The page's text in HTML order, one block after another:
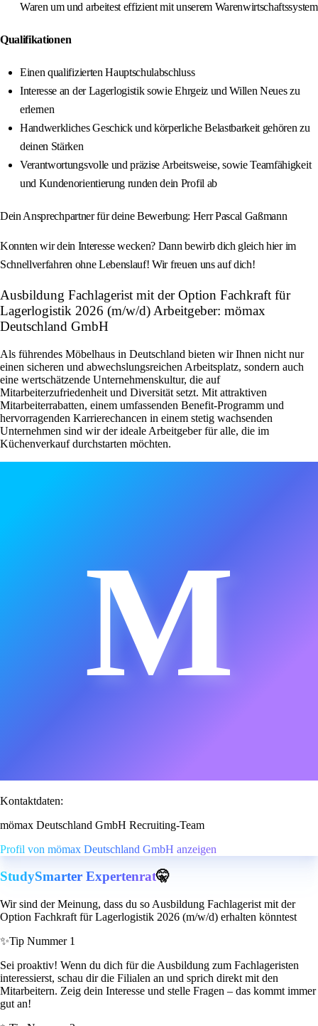
Waren um und arbeitest effizient mit unserem Warenwirtschaftssystem
Qualifikationen
Einen qualifizierten Hauptschulabschluss
Interesse an der Lagerlogistik sowie Ehrgeiz und Willen Neues zu
erlernen
Handwerkliches Geschick und körperliche Belastbarkeit gehören zu
deinen Stärken
Verantwortungsvolle und präzise Arbeitsweise, sowie Teamfähigkeit
und Kundenorientierung runden dein Profil ab
Dein Ansprechpartner für deine Bewerbung: Herr Pascal Gaßmann
Konnten wir dein Interesse wecken? Dann bewirb dich gleich hier im
Schnellverfahren ohne Lebenslauf! Wir freuen uns auf dich!
Ausbildung Fachlagerist mit der Option Fachkraft für
Lagerlogistik 2026 (m/w/d) Arbeitgeber: mömax
Deutschland GmbH
Als führendes Möbelhaus in Deutschland bieten wir Ihnen nicht nur
einen sicheren und abwechslungsreichen Arbeitsplatz, sondern auch
eine wertschätzende Unternehmenskultur, die auf
Mitarbeiterzufriedenheit und Diversität setzt. Mit attraktiven
Mitarbeiterrabatten, einem umfassenden Benefit-Programm und
hervorragenden Karrierechancen in einem stetig wachsenden
Unternehmen sind wir der ideale Arbeitgeber für alle, die im
Küchenverkauf durchstarten möchten.
M
Kontaktdaten:
mömax Deutschland GmbH Recruiting-Team
Profil von mömax Deutschland GmbH anzeigen
StudySmarter Expertenrat🤫
Wir sind der Meinung, dass du so Ausbildung Fachlagerist mit der
Option Fachkraft für Lagerlogistik 2026 (m/w/d) erhalten könntest
✨Tip Nummer 1
Sei proaktiv! Wenn du dich für die Ausbildung zum Fachlageristen
interessierst, schau dir die Filialen an und sprich direkt mit den
Mitarbeitern. Zeig dein Interesse und stelle Fragen – das kommt immer
gut an!